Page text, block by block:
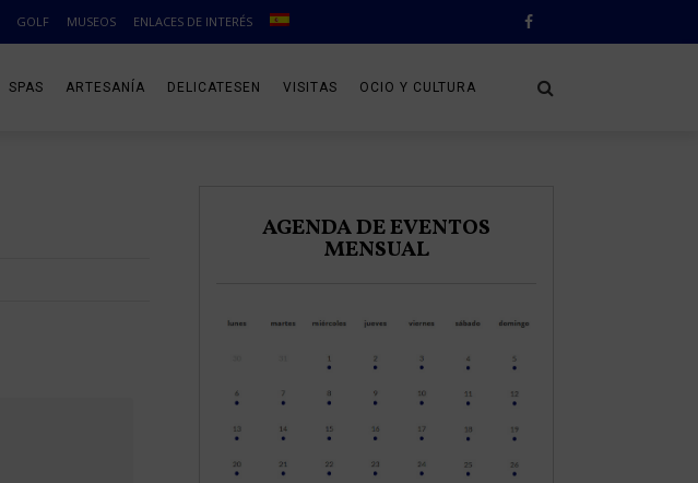
GOLF MUSEOS ENLACES DE INTERÉS
SPAS ARTESANÍA DELICATESEN VISITAS OCIO Y CULTURA
AGENDA DE EVENTOS
MENSUAL